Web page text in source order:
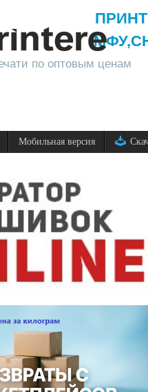
по оптовым ценам
МФУ,
Мобильная версия